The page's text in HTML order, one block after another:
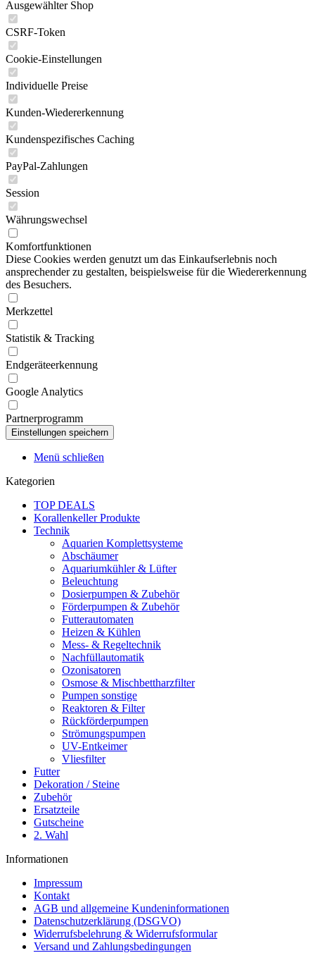
Ausgewählter Shop
CSRF-Token
Cookie-Einstellungen
Individuelle Preise
Kunden-Wiedererkennung
Kundenspezifisches Caching
PayPal-Zahlungen
Session
Währungswechsel
Komfortfunktionen
Diese Cookies werden genutzt um das Einkaufserlebnis noch
ansprechender zu gestalten, beispielsweise für die Wiedererkennung
des Besuchers.
Merkzettel
Statistik & Tracking
Endgeräteerkennung
Google Analytics
Partnerprogramm
Menü schließen
Kategorien
TOP DEALS
Korallenkeller Produkte
Technik
Aquarien Komplettsysteme
Abschäumer
Aquariumkühler & Lüfter
Beleuchtung
Dosierpumpen & Zubehör
Förderpumpen & Zubehör
Futterautomaten
Heizen & Kühlen
Mess- & Regeltechnik
Nachfüllautomatik
Ozonisatoren
Osmose & Mischbettharzfilter
Pumpen sonstige
Reaktoren & Filter
Rückförderpumpen
Strömungspumpen
UV-Entkeimer
Vliesfilter
Futter
Dekoration / Steine
Zubehör
Ersatzteile
Gutscheine
2. Wahl
Informationen
Impressum
Kontakt
AGB und allgemeine Kundeninformationen
Datenschutzerklärung (DSGVO)
Widerrufsbelehrung & Widerrufsformular
Versand und Zahlungsbedingungen